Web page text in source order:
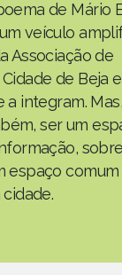
de Mário
veículo
Associação de
de Beja
a integram. Mas,
ser um
espaço comum